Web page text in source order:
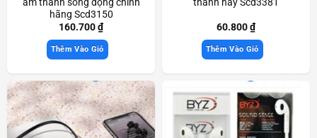
hãng Scd3150
160.700₫
Thêm Vào Giỏ
60.800₫
Thêm Vào Giỏ